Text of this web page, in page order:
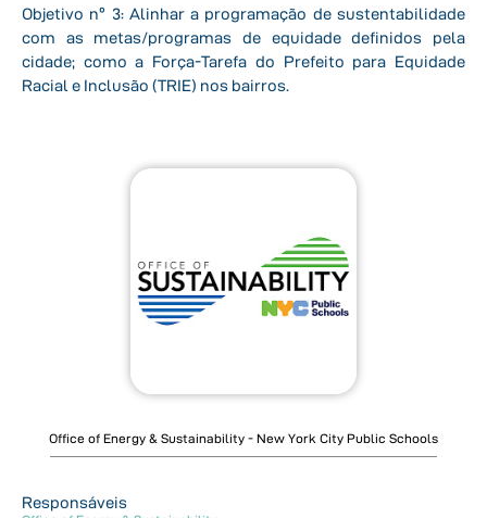
Objetivo nº 3: Alinhar a programação de sustentabilidade
com as metas/programas de equidade definidos pela
cidade; como a Força-Tarefa do Prefeito para Equidade
Racial e Inclusão (TRIE) nos bairros.
Office of Energy & Sustainability - New York City Public Schools
Responsáveis